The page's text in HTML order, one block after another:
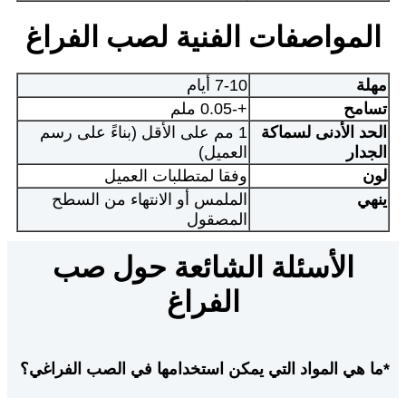
المواصفات الفنية لصب الفراغ
مهلة
7-10 أيام
تسامح
+-0.05 ملم
الحد الأدنى لسماكة
الجدار
1 مم على الأقل (بناءً على رسم
العميل)
لون
وفقا لمتطلبات العميل
ينهي
الملمس أو الانتهاء من السطح
المصقول
الأسئلة الشائعة حول صب
الفراغ
*ما هي المواد التي يمكن استخدامها في الصب الفراغي؟